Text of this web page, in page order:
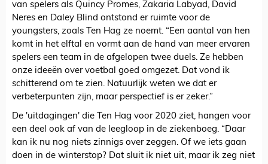
van spelers als Quincy Promes, Zakaria Labyad, David
Neres en Daley Blind ontstond er ruimte voor de
youngsters, zoals Ten Hag ze noemt. “Een aantal van hen
komt in het elftal en vormt aan de hand van meer ervaren
spelers een team in de afgelopen twee duels. Ze hebben
onze ideeën over voetbal goed omgezet. Dat vond ik
schitterend om te zien. Natuurlijk weten we dat er
verbeterpunten zijn, maar perspectief is er zeker.”
De 'uitdagingen' die Ten Hag voor 2020 ziet, hangen voor
een deel ook af van de leegloop in de ziekenboeg. “Daar
kan ik nu nog niets zinnigs over zeggen. Of we iets gaan
doen in de winterstop? Dat sluit ik niet uit, maar ik zeg niet